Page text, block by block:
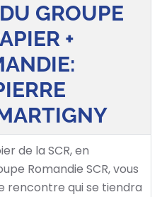
GROUPE
+
de la SCR, en
Romandie SCR, vous
rencontre qui se tiendra